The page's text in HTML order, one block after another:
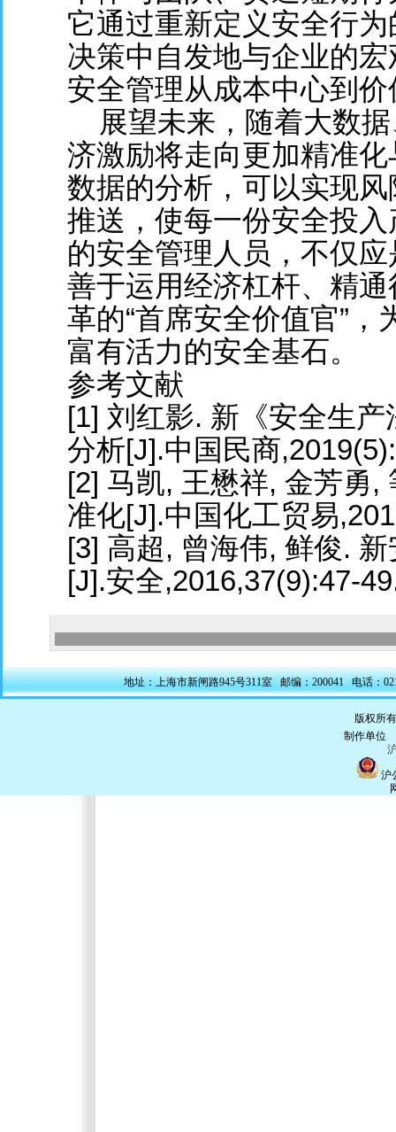
它通过重新定义安全行
决策中自发地与企业的
安全管理从成本中心到
展望未来，随着大数据
济激励将走向更加精准
数据的分析，可以实现
推送，使每一份安全投
的安全管理人员，不仅
善于运用经济杠杆、精
革的“首席安全价值官”
富有活力的安全基石。
参考文献
[1] 刘红影. 新《安全生
分析[J].中国民商
[2] 马凯, 王懋祥, 金芳勇,
准化[J].中国化工贸易
[3] 高超, 曾海伟, 鲜俊.
[J].安全,2016,37(9):47-
地址：上海市新闸路945号311室 邮编：200041 电话：
版权所
制作单位
沪